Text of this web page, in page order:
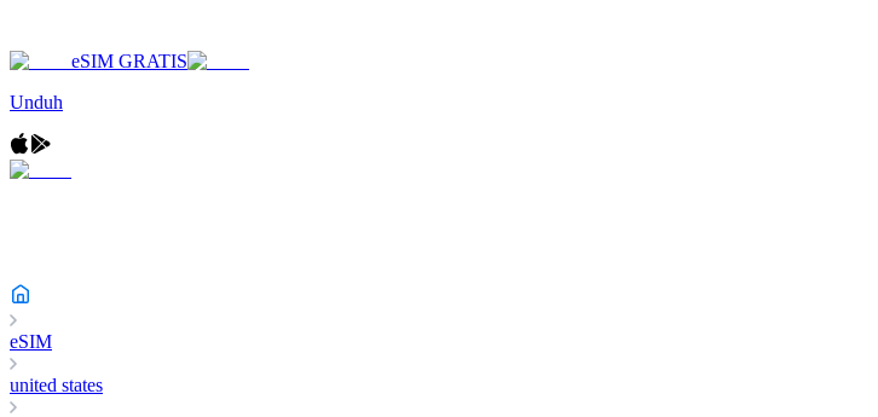
eSIM GRATIS
Unduh
eSIM
united states